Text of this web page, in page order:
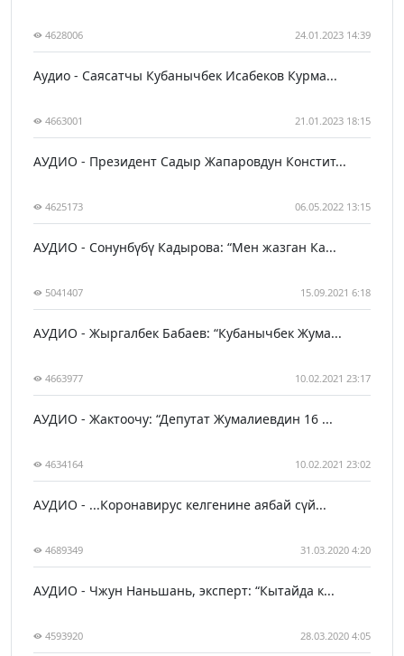
4628006 24.01.2023 14:39
Аудио - Саясатчы Кубанычбек Исабеков Курма...
4663001 21.01.2023 18:15
АУДИО - Президент Садыр Жапаровдун Констит...
4625173 06.05.2022 13:15
АУДИО - Сонунбүбү Кадырова: “Мен жазган Ка...
5041407 15.09.2021 6:18
АУДИО - Жыргалбек Бабаев: “Кубанычбек Жума...
4663977 10.02.2021 23:17
АУДИО - Жактоочу: “Депутат Жумалиевдин 16 ...
4634164 10.02.2021 23:02
АУДИО - ...Коронавирус келгенине аябай сүй...
4689349 31.03.2020 4:20
АУДИО - Чжун Наньшань, эксперт: “Кытайда к...
4593920 28.03.2020 4:05